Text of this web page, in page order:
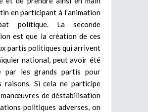
en participant à l’animation
politique. La seconde
est que la création de ces
partis politiques qui arrivent
national, peut avoir été
par les grands partis pour
raisons. Si cela ne participe
manœuvres de déstabilisation
politiques adverses, on